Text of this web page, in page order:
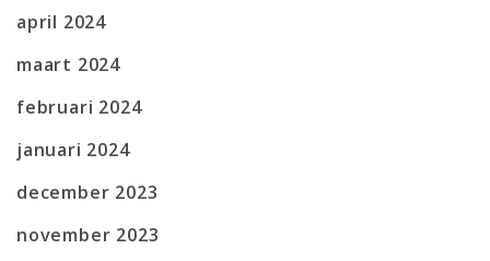
april 2024
maart 2024
februari 2024
januari 2024
december 2023
november 2023